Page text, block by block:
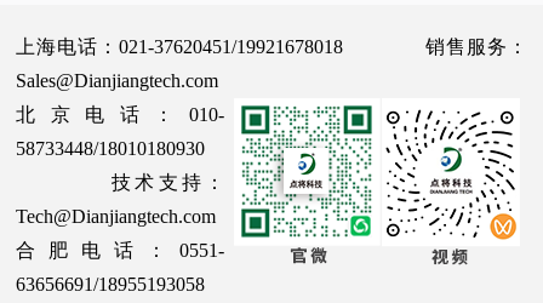
上海电话：021-37620451/19921678018 销售服务：
Sales@Dianjiangtech.com
北京电话：010-
58733448/18010180930
技术支持：
Tech@Dianjiangtech.com
合肥电话：0551-
63656691/18955193058